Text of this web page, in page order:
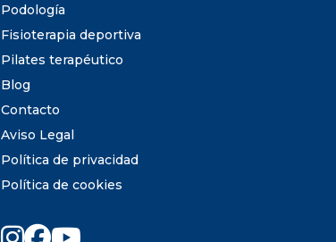
Podología
Fisioterapia deportiva
Pilates terapéutico
Blog
Contacto
Aviso Legal
Política de privacidad
Política de cookies